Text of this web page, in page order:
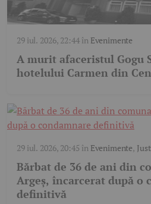
29 iul. 2026, 22:44în Evenimente
A murit afaceristul Gogu
hotelului Carmen din
29 iul. 2026, 20:45 în Evenimente,
Bărbat de 36 de ani din
Argeș, încarcerat după o
definitivă